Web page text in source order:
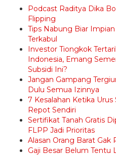
Podcast Raditya Dika
Flipping
Tips Nabung Biar
Terkabul
Investor Tiongkok
Indonesia, Emang
Subsidi Ini?
Jangan Gampang
Dulu Semua Izinnya
7 Kesalahan Ketika
Repot Sendiri
Sertifikat Tanah Gratis
FLPP Jadi Prioritas
Alasan Orang Barat Gak
Gaji Besar Belum Tentu